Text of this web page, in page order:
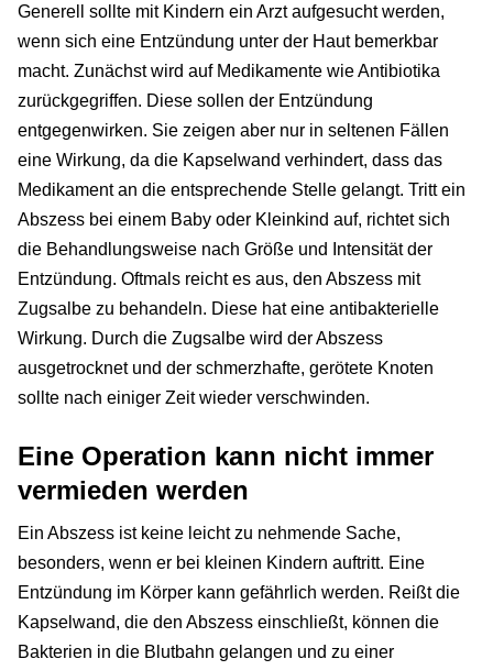
Generell sollte mit Kindern ein Arzt aufgesucht werden,
wenn sich eine Entzündung unter der Haut bemerkbar
macht. Zunächst wird auf Medikamente wie Antibiotika
zurückgegriffen. Diese sollen der Entzündung
entgegenwirken. Sie zeigen aber nur in seltenen Fällen
eine Wirkung, da die Kapselwand verhindert, dass das
Medikament an die entsprechende Stelle gelangt. Tritt ein
Abszess bei einem Baby oder Kleinkind auf, richtet sich
die Behandlungsweise nach Größe und Intensität der
Entzündung. Oftmals reicht es aus, den Abszess mit
Zugsalbe zu behandeln. Diese hat eine antibakterielle
Wirkung. Durch die Zugsalbe wird der Abszess
ausgetrocknet und der schmerzhafte, gerötete Knoten
sollte nach einiger Zeit wieder verschwinden.
Eine Operation kann nicht immer
vermieden werden
Ein Abszess ist keine leicht zu nehmende Sache,
besonders, wenn er bei kleinen Kindern auftritt. Eine
Entzündung im Körper kann gefährlich werden. Reißt die
Kapselwand, die den Abszess einschließt, können die
Bakterien in die Blutbahn gelangen und zu einer